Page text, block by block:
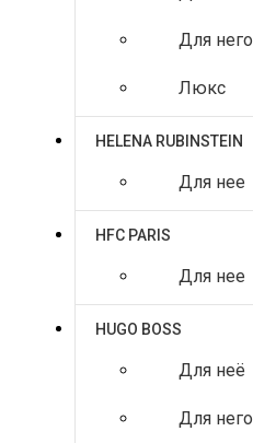
Для него
Люкс
HELENA RUBINSTEIN
Для нее
HFC PARIS
Для нее
HUGO BOSS
Для неё
Для него